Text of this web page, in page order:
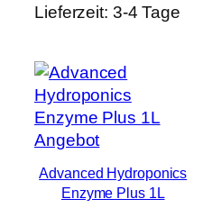
Lieferzeit: 3-4 Tage
AngebotProdukt
Angebot
Advanced Hydroponics
Enzyme Plus 1L